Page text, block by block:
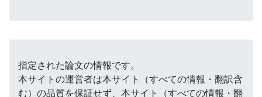
指定された論文の情報です。
本サイトの運営者は本サイト（すべての情報・翻訳含
む）の品質を保証せず、本サイト（すべての情報・翻